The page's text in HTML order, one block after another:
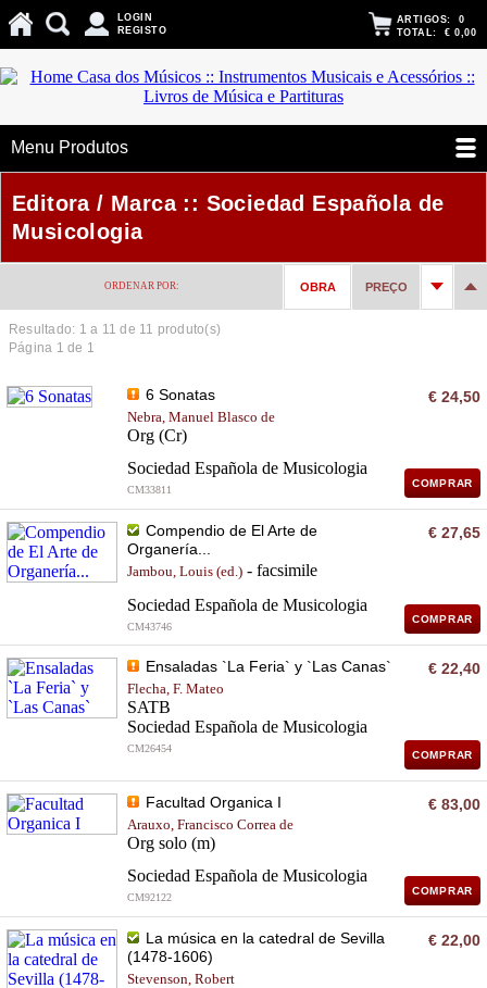
LOGIN
REGISTO
ARTIGOS: 0
TOTAL: € 0,00
Menu Produtos
Editora / Marca :: Sociedad Española de
Musicologia
ORDENAR POR: OBRA PREÇO
Resultado: 1 a 11 de 11 produto(s)
Página 1 de 1
6 Sonatas
Nebra, Manuel Blasco de
Org (Cr)
Sociedad Española de Musicologia
CM33811
€ 24,50
COMPRAR
Compendio de El Arte de
Organería...
Jambou, Louis (ed.) - facsimile
Sociedad Española de Musicologia
CM43746
€ 27,65
COMPRAR
Ensaladas `La Feria` y `Las Canas`
Flecha, F. Mateo
SATB
Sociedad Española de Musicologia
CM26454
€ 22,40
COMPRAR
Facultad Organica I
Arauxo, Francisco Correa de
Org solo (m)
Sociedad Española de Musicologia
CM92122
€ 83,00
COMPRAR
La música en la catedral de Sevilla
(1478-1606)
Stevenson, Robert
€ 22,00